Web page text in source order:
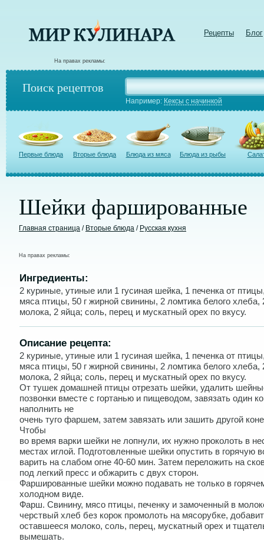
Рецепты Блог
На правах рекламы:
Поиск рецептов
Например: Кексы с начинкой
Первые блюда Вторые блюда Блюда из мяса Блюда из рыбы
Шейки фаршированные
Главная страница / Вторые блюда / Русская кухня
На правах рекламы:
Ингредиенты:
2 куриные, утиные или 1 гусиная шейка, 1 печенка от
мяса птицы, 50 г жирной свинины, 2 ломтика белого хлеба,
молока, 2 яйца; соль, перец и мускатный орех по вкусу.
Описание рецепта:
2 куриные, утиные или 1 гусиная шейка, 1 печенка от
мяса птицы, 50 г жирной свинины, 2 ломтика белого хлеба,
молока, 2 яйца; соль, перец и мускатный орех по вкусу.
От тушек домашней птицы отрезать шейки, удалить
позвонки вместе с гортанью и пищеводом, завязать один
наполнить не
очень туго фаршем, затем завязать или зашить другой
Чтобы
во время варки шейки не лопнули, их нужно проколоть в
местах иглой. Подготовленные шейки опустить в горячую
варить на слабом огне 40-60 мин. Затем переложить на
под легкий пресс и обжарить с двух сторон.
Фаршированные шейки можно подавать не только в
холодном виде.
Фарш. Свинину, мясо птицы, печенку и замоченный в
черствый хлеб без корок промолоть на мясорубке,
оставшееся молоко, соль, перец, мускатный орех и
вымешать.